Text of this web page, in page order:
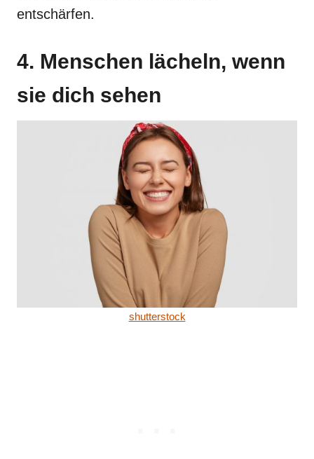
entschärfen.
4. Menschen lächeln, wenn
sie dich sehen
shutterstock